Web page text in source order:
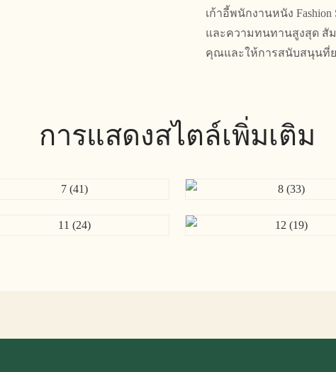
เก้าอี้พนักงานหนัง
และความทนทานสูงสุด สั
คุณและให้การสนับสนุนที่
การแสดงสไตล์เพิ่มเติม